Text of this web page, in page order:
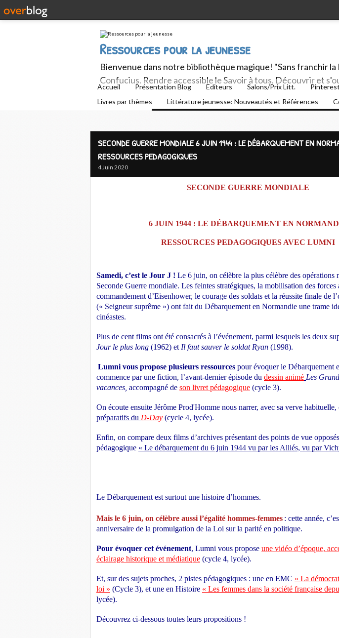
Ressources pour la jeunesse
Bienvenue dans notre bibliothèque magique! "Sans franchir
Confucius. Rendre accessible le Savoir à tous. Découvrir et
Accueil Présentation Blog Editeurs Salons/Prix Litt. Pinterest
Livres par thèmes
Littérature jeunesse: Nouveautés et Références
SECONDE GUERRE MONDIALE 6 JUIN 1944 : LE DÉBARQUEMENT EN
RESSOURCES PEDAGOGIQUES
4 Juin 2020
SECONDE GUERRE MONDIALE
6 JUIN 1944 : LE DÉBARQUEMENT EN
RESSOURCES PEDAGOGIQUES AVEC LUMNI
Samedi, c’est le Jour J ! Le 6 juin, on célèbre la plus célèbre des opérations
Seconde Guerre mondiale. Les feintes stratégiques, la mobilisation des forces
commandement d’Eisenhower, le courage des soldats et la réussite finale de
(« Seigneur suprême ») ont fait du Débarquement en Normandie une trame
cinéastes.
Plus de cent films ont été consacrés à l’événement, parmi lesquels les deux
Jour le plus long (1962) et Il faut sauver le soldat Ryan (1998).
Lumni vous propose plusieurs ressources pour évoquer le Débarquement
commence par une fiction, l’avant-dernier épisode du dessin animé Les
vacances, accompagné de son livret pédagogique (cycle 3).
On écoute ensuite Jérôme Prod'Homme nous narrer, avec sa verve habituelle,
préparatifs du D-Day (cycle 4, lycée).
Enfin, on compare deux films d’archives présentant des points de vue
pédagogique « Le débarquement du 6 juin 1944 vu par les Alliés, vu par
Le Débarquement est surtout une histoire d’hommes.
Mais le 6 juin, on célèbre aussi l’égalité hommes-femmes : cette année,
anniversaire de la promulgation de la Loi sur la parité en politique.
Pour évoquer cet événement, Lumni vous propose une vidéo d’époque,
éclairage historique et médiatique (cycle 4, lycée).
Et, sur des sujets proches, 2 pistes pédagogiques : une en EMC « La
loi » (Cycle 3), et une en Histoire « Les femmes dans la société française
lycée).
Découvrez ci-dessous toutes leurs propositions !